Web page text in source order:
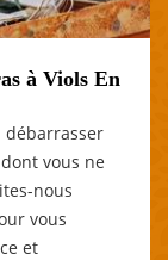
à Viols En
débarrasser
vous ne
nous
vous
et